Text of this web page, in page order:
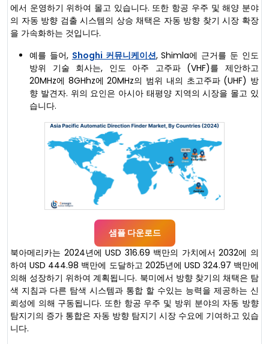
에서 운영하기 위하여 몰고 있습니다. 또한 항공 우주 및 해양 분야
의 자동 방향 검출 시스템의 상승 채택은 자동 방향 찾기 시장 확장
을 가속화하는 것입니다.
예를 들어, Shoghi 커뮤니케이션, Shimla에 근거를 둔 인도
방위 기술 회사는, 인도 아주 고주파 (VHF)를 제안하고
20MHz에 8GHhz에 20MHz의 범위 내의 초고주파 (UHF) 방
향 발견자. 위의 요인은 아시아 태평양 지역의 시장을 몰고 있
습니다.
샘플 다운로드
북아메리카는 2024년에 USD 316.69 백만의 가치에서 2032에 의
하여 USD 444.98 백만에 도달하고 2025년에 USD 324.97 백만에
의해 성장하기 위하여 계획됩니다. 북미에서 방향 찾기의 채택은 탐
색 지침과 다른 탐색 시스템과 통합 할 수있는 능력을 제공하는 신
뢰성에 의해 구동됩니다. 또한 항공 우주 및 방위 분야의 자동 방향
탐지기의 증가 통합은 자동 방향 탐지기 시장 수요에 기여하고 있습
니다.